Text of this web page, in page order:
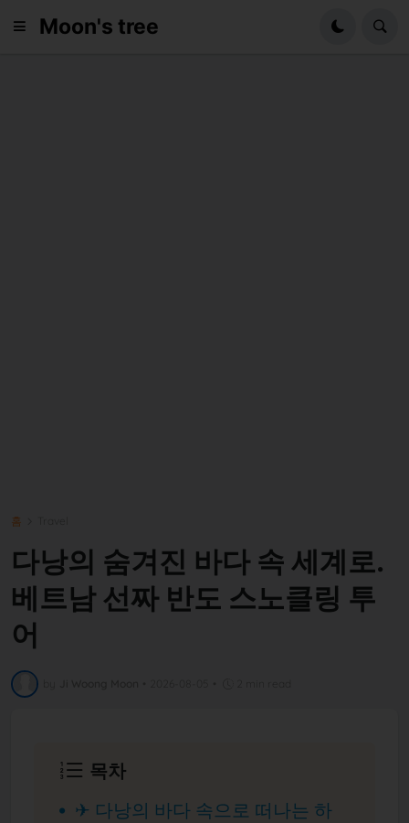
Moon's tree
홈
다낭의 숨겨진 바다 속 세계로.
베트남 선짜 반도 스노클링 투
어
목차
✈ 다낭의 바다 속으로 떠나는 하